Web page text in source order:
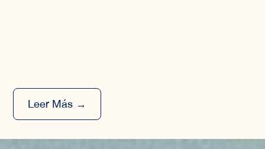
Leer Más →